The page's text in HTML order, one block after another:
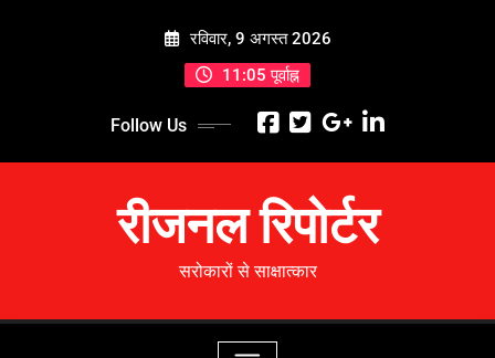
रविवार, 9 अगस्त 2026
11:05 पूर्वाह्न
Follow Us
रीजनल रिपोर्टर
सरोकारों से साक्षात्कार